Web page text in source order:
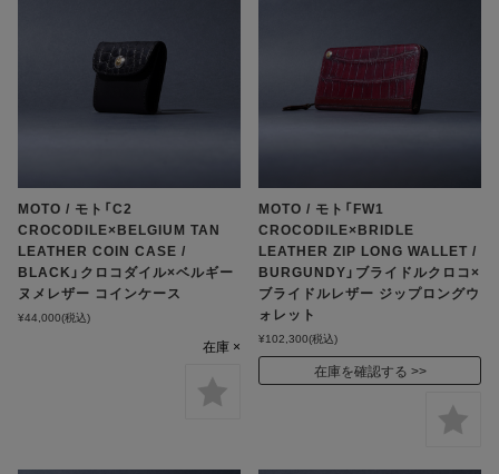
MOTO / モト「C2
CROCODILE×BELGIUM TAN
LEATHER COIN CASE /
BLACK」クロコダイル×ベルギー
ヌメレザー コインケース
¥44,000(税込)
在庫 ×
MOTO / モト「FW1
CROCODILE×BRIDLE
LEATHER ZIP LONG WALLET /
BURGUNDY」ブライドルクロコ×
ブライドルレザー ジップロングウ
ォレット
¥102,300(税込)
在庫を確認する